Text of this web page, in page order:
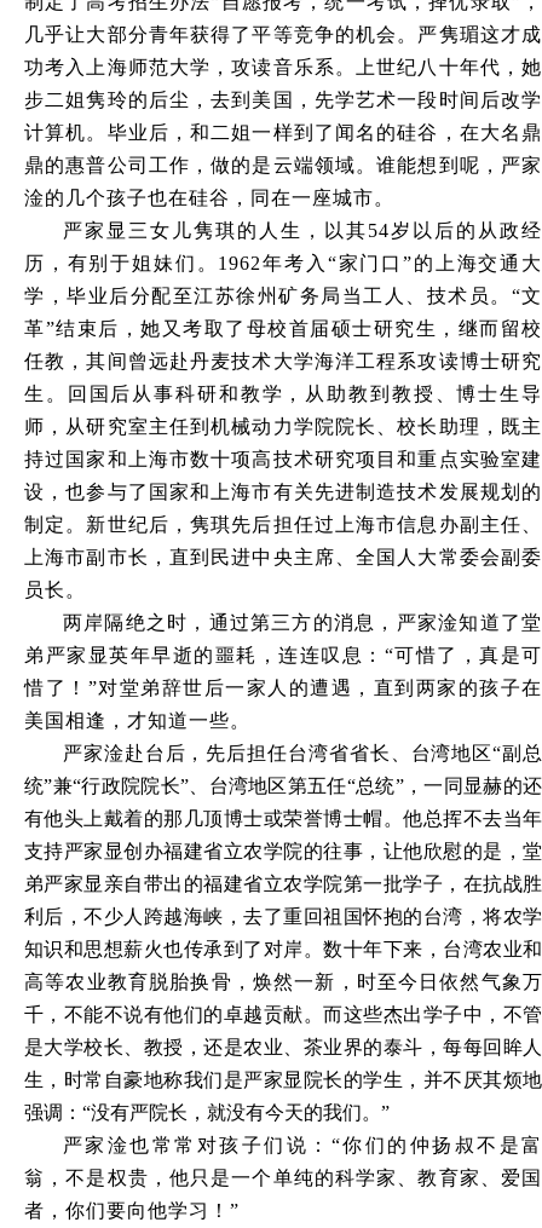
几乎让大部分青年获得了平等竞争的机会。严隽瑂这才成
功考入上海师范大学，攻读音乐系。上世纪八十年代，她
步二姐隽玲的后尘，去到美国，先学艺术一段时间后改学
计算机。毕业后，和二姐一样到了闻名的硅谷，在大名鼎
鼎的惠普公司工作，做的是云端领域。谁能想到呢，严家
淦的几个孩子也在硅谷，同在一座城市。
严家显三女儿隽琪的人生，以其54岁以后的从政经
历，有别于姐妹们。1962年考入“家门口”的上海交通大
学，毕业后分配至江苏徐州矿务局当工人、技术员。“文
革”结束后，她又考取了母校首届硕士研究生，继而留校
任教，其间曾远赴丹麦技术大学海洋工程系攻读博士研究
生。回国后从事科研和教学，从助教到教授、博士生导
师，从研究室主任到机械动力学院院长、校长助理，既主
持过国家和上海市数十项高技术研究项目和重点实验室建
设，也参与了国家和上海市有关先进制造技术发展规划的
制定。新世纪后，隽琪先后担任过上海市信息办副主任、
上海市副市长，直到民进中央主席、全国人大常委会副委
员长。
两岸隔绝之时，通过第三方的消息，严家淦知道了堂
弟严家显英年早逝的噩耗，连连叹息： “可惜了，真是可
惜了！”对堂弟辞世后一家人的遭遇，直到两家的孩子在
美国相逢，才知道一些。
严家淦赴台后，先后担任台湾省省长、台湾地区“副总
统”兼“行政院院长”、台湾地区第五任“总统”，一同显赫的还
有他头上戴着的那几顶博士或荣誉博士帽。他总挥不去当年
支持严家显创办福建省立农学院的往事，让他欣慰的是，堂
弟严家显亲自带出的福建省立农学院第一批学子，在抗战胜
利后，不少人跨越海峡，去了重回祖国怀抱的台湾，将农学
知识和思想薪火也传承到了对岸。数十年下来，台湾农业和
高等农业教育脱胎换骨，焕然一新，时至今日依然气象万
千，不能不说有他们的卓越贡献。而这些杰出学子中，不管
是大学校长、教授，还是农业、茶业界的泰斗，每每回眸人
生，时常自豪地称我们是严家显院长的学生，并不厌其烦地
强调：“没有严院长，就没有今天的我们。”
严家淦也常常对孩子们说： “你们的仲扬叔不是富
翁，不是权贵，他只是一个单纯的科学家、教育家、爱国
者，你们要向他学习！”